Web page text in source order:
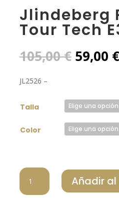
Jlindeberg
Tour Tech
105,00€ El
precio
105,00
59,00 €
JL2526 –
Talla
Color
JLINDEBERG
POLO
HOMBRE
Añadir